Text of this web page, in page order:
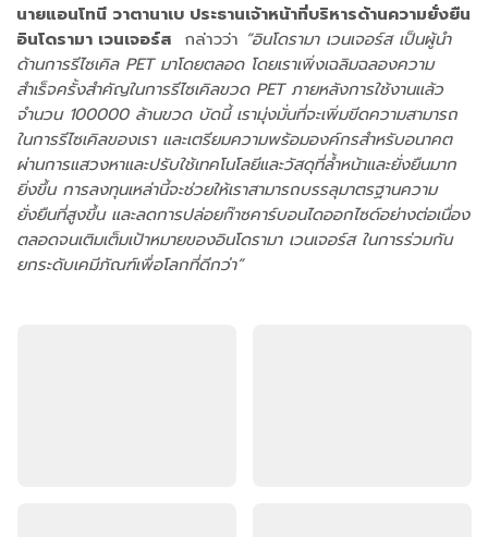
นายแอนโทนี วาตานาเบ ประธานเจ้าหน้าที่บริหารด้านความยั่งยืน
อินโดรามา เวนเจอร์ส กล่าวว่า “อินโดรามา เวนเจอร์ส เป็นผู้นำ
ด้านการรีไซเคิล PET มาโดยตลอด โดยเราเพิ่งเฉลิมฉลองความ
สำเร็จครั้งสำคัญในการรีไซเคิลขวด PET ภายหลังการใช้งานแล้ว
จำนวน 100000 ล้านขวด บัดนี้ เรามุ่งมั่นที่จะเพิ่มขีดความสามารถ
ในการรีไซเคิลของเรา และเตรียมความพร้อมองค์กรสำหรับอนาคต
ผ่านการแสวงหาและปรับใช้เทคโนโลยีและวัสดุที่ล้ำหน้าและยั่งยืนมาก
ยิ่งขึ้น การลงทุนเหล่านี้จะช่วยให้เราสามารถบรรลุมาตรฐานความ
ยั่งยืนที่สูงขึ้น และลดการปล่อยก๊าซคาร์บอนไดออกไซด์อย่างต่อเนื่อง
ตลอดจนเติมเต็มเป้าหมายของอินโดรามา เวนเจอร์ส ในการร่วมกัน
ยกระดับเคมีภัณฑ์เพื่อโลกที่ดีกว่า”